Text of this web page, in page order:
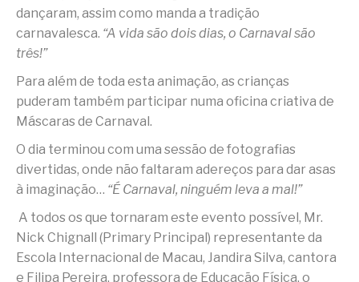
dançaram, assim como manda a tradição
carnavalesca. “A vida são dois dias, o Carnaval são
três!”
Para além de toda esta animação, as crianças
puderam também participar numa oficina criativa de
Máscaras de Carnaval.
O dia terminou com uma sessão de fotografias
divertidas, onde não faltaram adereços para dar asas
à imaginação… “É Carnaval, ninguém leva a mal!”
A todos os que tornaram este evento possível, Mr.
Nick Chignall (Primary Principal) representante da
Escola Internacional de Macau, Jandira Silva, cantora
e Filipa Pereira, professora de Educação Física, o